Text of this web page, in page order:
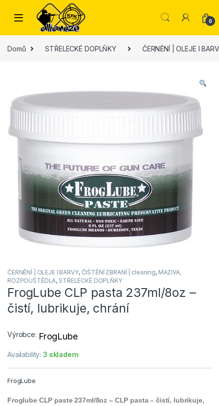
Skip to navigation
Skip to content
0
Domů STŘELECKÉ DOPLŇKY ČERNĚNÍ | OLEJE l
ČERNĚNÍ | OLEJE l BARVY, ČIŠTĚNÍ ZBRANÍ | cleaning, MAZIVA,
ROZPOUŠTĚDLA, STŘELECKÉ DOPLŇKY
FrogLube CLP pasta 237ml/8oz –
čistí, lubrikuje, chrání
Výrobce: FrogLube
Availability:3 skladem
FrogLube
Froglube CLP paste 237ml/8oz – CLP pasta – čistí, lubrikuje,